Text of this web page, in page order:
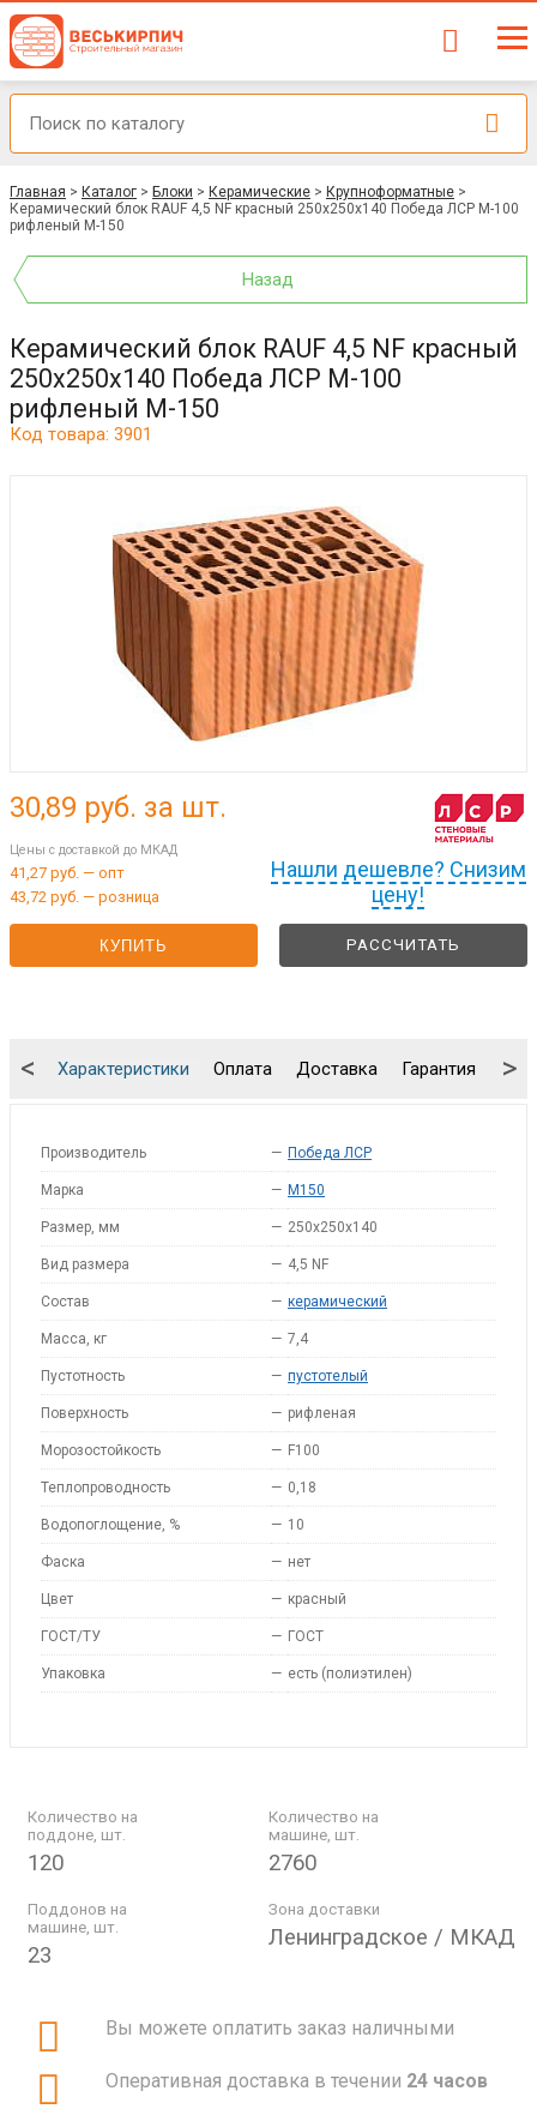
Главная > Каталог > Блоки > Керамические > Крупноформатные >
Керамический блок RAUF 4,5 NF красный 250x250x140 Победа ЛСР М-100
рифленый М-150
Назад
Керамический блок RAUF 4,5 NF красный
250x250x140 Победа ЛСР М-100
рифленый М-150
Код товара: 3901
Нашли дешевле? Снизим
цену!
30,89 руб. за шт.
Цены с доставкой до МКАД
41,27 руб. — опт
43,72 руб. — розница
КУПИТЬ РАССЧИТАТЬ
Характеристики Оплата Доставка Гарантия
< >
Производитель — Победа ЛСР
Марка — M150
Размер, мм — 250x250x140
Вид размера — 4,5 NF
Состав — керамический
Масса, кг — 7,4
Пустотность — пустотелый
Поверхность — рифленая
Морозостойкость — F100
Теплопроводность — 0,18
Водопоглощение, % — 10
Фаска — нет
Цвет — красный
ГОСТ/ТУ — ГОСТ
Упаковка — есть (полиэтилен)
Количество на
поддоне, шт.
120
Количество на
машине, шт.
2760
Поддонов на
машине, шт.
23
Зона доставки
Ленинградское / МКАД
Вы можете оплатить заказ наличными
Оперативная доставка в течении 24 часов